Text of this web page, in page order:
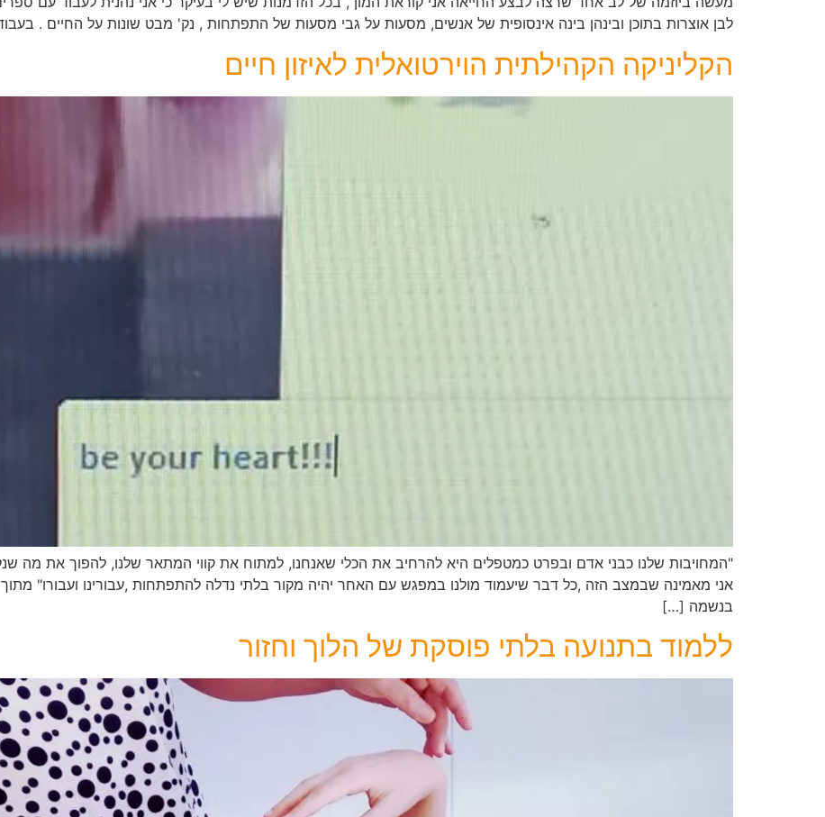
לבן אוצרות בתוכן ובינהן בינה אינסופית של אנשים, מסעות על גבי מסעות של התפתחות , נק' מבט שונות על החיים .
הקליניקה הקהילתית הוירטואלית לאיזון חיים
"המחויבות שלנו כבני אדם ובפרט כמטפלים היא להרחיב את הכלי שאנחנו, למתוח את קווי המתאר שלנו, להפוך את מה
אני מאמינה שבמצב הזה ,כל דבר שיעמוד מולנו במפגש עם האחר יהיה מקור בלתי נדלה להתפתחות ,עבורינו ועבורו"
בנשמה […]
ללמוד בתנועה בלתי פוסקת של הלוך וחזור